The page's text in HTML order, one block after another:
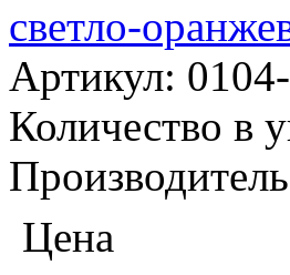
светло-
Артикул:
Количество в
Цена